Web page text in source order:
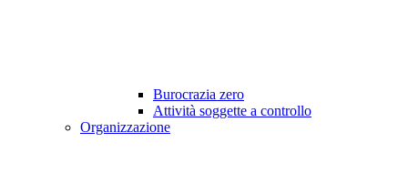
Burocrazia zero
Attività soggette a controllo
Organizzazione